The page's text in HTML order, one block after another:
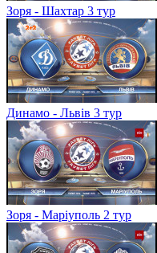
Зоря - Шахтар 3 тур
Динамо - Львів 3 тур
Зоря - Маріуполь 2 тур